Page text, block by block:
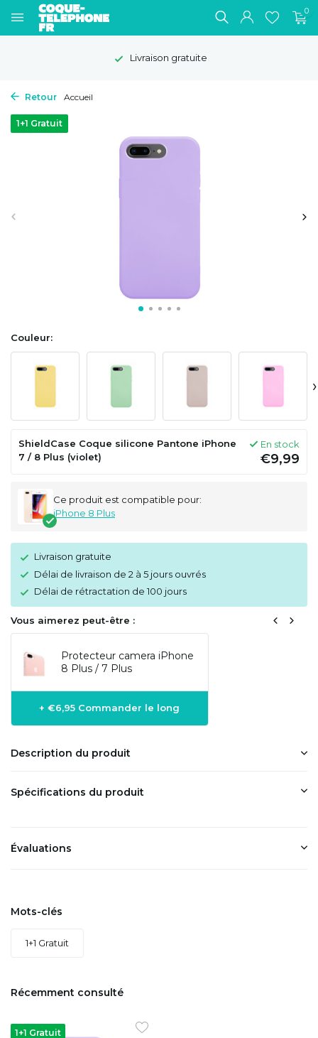
0
Livraison gratuite
Retour Accueil
1+1 Gratuit
Couleur:
›
ShieldCase Coque silicone Pantone iPhone
7 / 8 Plus (violet)
En stock
€9,99
Ce produit est compatible pour:
iPhone 8 Plus
Livraison gratuite
Délai de livraison de 2 à 5 jours ouvrés
Délai de rétractation de 100 jours
Vous aimerez peut-être :
Protecteur camera iPhone
8 Plus / 7 Plus
+ €6,95 Commander le long
Description du produit
Spécifications du produit
Évaluations
Mots-clés
1+1 Gratuit
Récemment consulté
1+1 Gratuit